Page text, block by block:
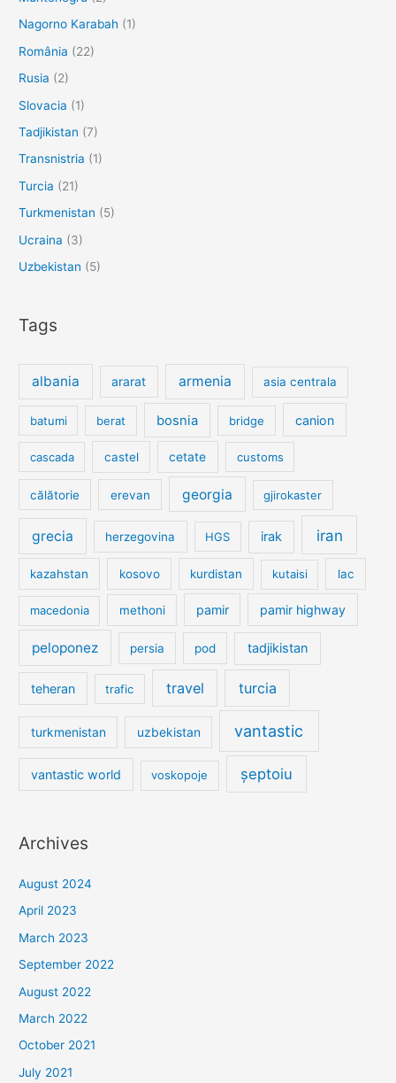
Nagorno Karabah (1)
România (22)
Rusia (2)
Slovacia (1)
Tadjikistan (7)
Transnistria (1)
Turcia (21)
Turkmenistan (5)
Ucraina (3)
Uzbekistan (5)
Tags
albania ararat armenia asia centrala
batumi berat bosnia bridge canion
cascada castel cetate customs
călătorie erevan georgia gjirokaster
grecia herzegovina HGS irak iran
kazahstan kosovo kurdistan kutaisi lac
macedonia methoni pamir pamir highway
peloponez persia pod tadjikistan
teheran trafic travel turcia
turkmenistan uzbekistan vantastic
vantastic world voskopoje șeptoiu
Archives
August 2024
April 2023
March 2023
September 2022
August 2022
March 2022
October 2021
July 2021